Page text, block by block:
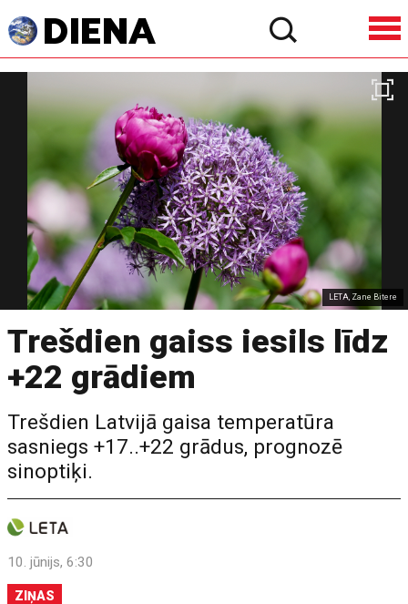
LETA, Zane Bitere
Trešdien gaiss iesils līdz
+22 grādiem
Trešdien Latvijā gaisa temperatūra
sasniegs +17..+22 grādus, prognozē
sinoptiķi.
10. jūnijs, 6:30
ZIŅAS